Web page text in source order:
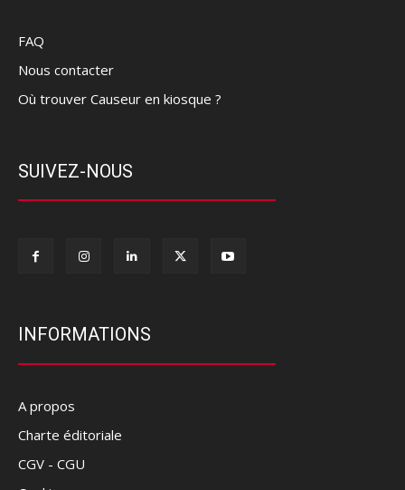
FAQ
Nous contacter
Où trouver Causeur en kiosque ?
SUIVEZ-NOUS
INFORMATIONS
A propos
Charte éditoriale
CGV - CGU